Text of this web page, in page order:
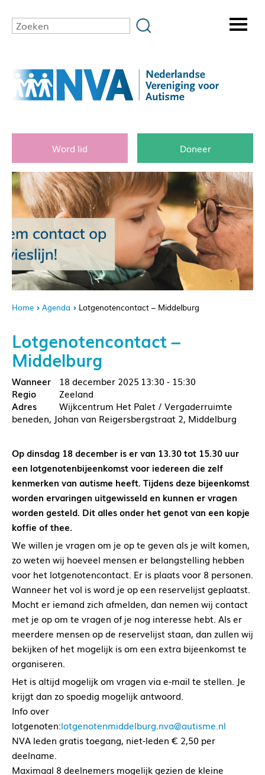
Word lid Doneer
Home Agenda Lotgenotencontact – Middelburg
Lotgenotencontact –
Middelburg
18 december 2025 13:30 - 15:30
Zeeland
Wijkcentrum Het Palet / Vergaderruimte
beneden, Johan van Reigersbergstraat 2, Middelburg
Op dinsdag 18 december is er van 13.30 tot 15.30 uur
een lotgenotenbijeenkomst voor iedereen die zelf
kenmerken van autisme heeft. Tijdens deze bijeenkomst
worden ervaringen uitgewisseld en kunnen er vragen
worden gesteld. Dit alles onder het genot van een kopje
koffie of thee.
We willen je vragen om je op te geven als je wilt komen,
zo weten wij hoeveel mensen er belangstelling hebben
voor het lotgenotencontact. Er is plaats voor 8 personen.
Wanneer het vol is word je op een reservelijst geplaatst.
Mocht er iemand zich afmelden, dan nemen wij contact
met je op om te vragen of je nog interesse hebt. Als er
meerdere mensen op de reservelijst staan, dan zullen wij
bekijken of het mogelijk is om een extra bijeenkomst te
organiseren.
Het is altijd mogelijk om vragen via e-mail te stellen. Je
krijgt dan zo spoedig mogelijk antwoord.
Info over
lotgenoten:lotgenotenmiddelburg.nva@autisme.nl
NVA leden gratis toegang, niet-leden € 2,50 per
deelname.
Maximaal 8 deelnemers mogelijk gezien de kleine